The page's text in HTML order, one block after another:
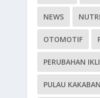
NEWS
OTOMOTIF
PERUBAHAN
PULAU KAKABAN